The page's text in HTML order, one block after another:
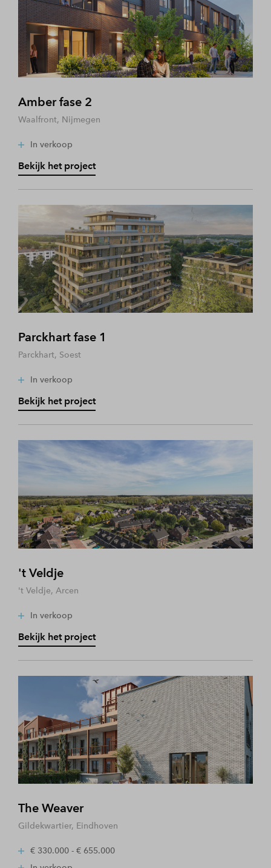
Amber fase 2
Waalfront, Nijmegen
In verkoop
Bekijk het project
Parckhart fase 1
Parckhart, Soest
In verkoop
Bekijk het project
't Veldje
't Veldje, Arcen
In verkoop
Bekijk het project
The Weaver
Gildekwartier, Eindhoven
€ 330.000 - € 655.000